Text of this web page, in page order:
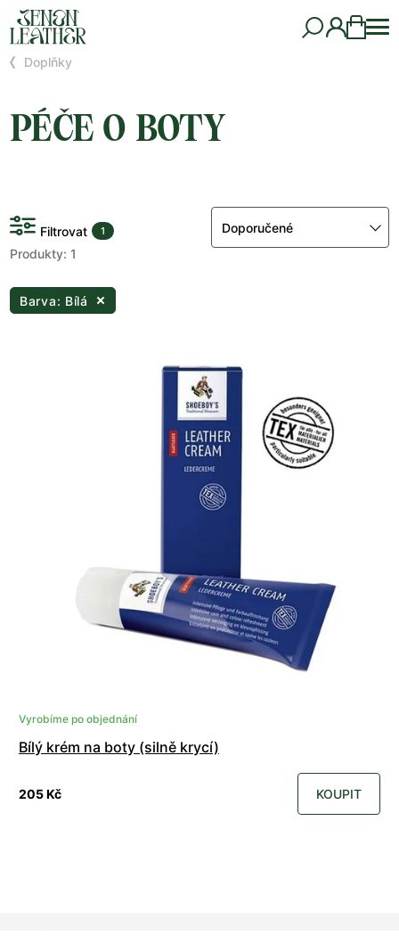
Doplňky
PÉČE O BOTY
Filtrovat 1
Produkty: 1
Doporučené
Barva: Bílá
Vyrobíme po objednání
Bílý krém na boty (silně krycí)
205 Kč KOUPIT